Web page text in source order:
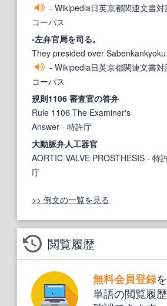
- Wikipedia日英京都関連文書対
コーパス
-左弁官局を司る。
They presided over Sabenkankyoku.
- Wikipedia日英京都関連文書対
コーパス
規則1106 審査官の答弁
Rule 1106 The Examiner's
Answer - 特許庁
大動脈弁人工器官
AORTIC VALVE PROSTHESIS - 特
庁
>> 例文の一覧を見る
閲覧履歴
無料会員登録
単語の閲覧履